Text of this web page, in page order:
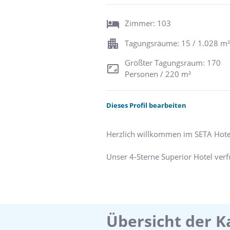
Zimmer: 103
Tagungsräume: 15 / 1.028 m²
Größter Tagungsraum: 170
Personen / 220 m²
Dieses Profil bearbeiten
Herzlich willkommen im SETA
Unser 4-Sterne Superior Hotel
Neben Pool, Sauna und
Übersicht der